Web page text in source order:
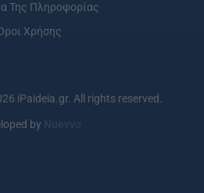
Της Πληροφορίας
Χρήσης
iPaideia.gr. All rights reserved.
by